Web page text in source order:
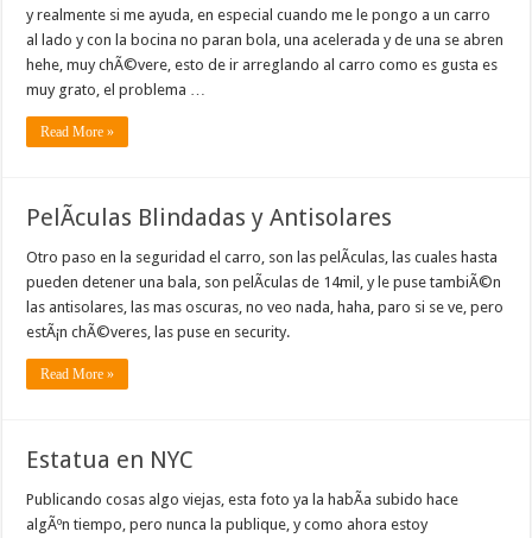
y realmente si me ayuda, en especial cuando me le pongo a un carro
al lado y con la bocina no paran bola, una acelerada y de una se abren
hehe, muy chÃ©vere, esto de ir arreglando al carro como es gusta es
muy grato, el problema …
Read More »
PelÃ­culas Blindadas y Antisolares
Otro paso en la seguridad el carro, son las pelÃ­culas, las cuales hasta
pueden detener una bala, son pelÃ­culas de 14mil, y le puse tambiÃ©n
las antisolares, las mas oscuras, no veo nada, haha, paro si se ve, pero
estÃ¡n chÃ©veres, las puse en security.
Read More »
Estatua en NYC
Publicando cosas algo viejas, esta foto ya la habÃ­a subido hace
algÃºn tiempo, pero nunca la publique, y como ahora estoy